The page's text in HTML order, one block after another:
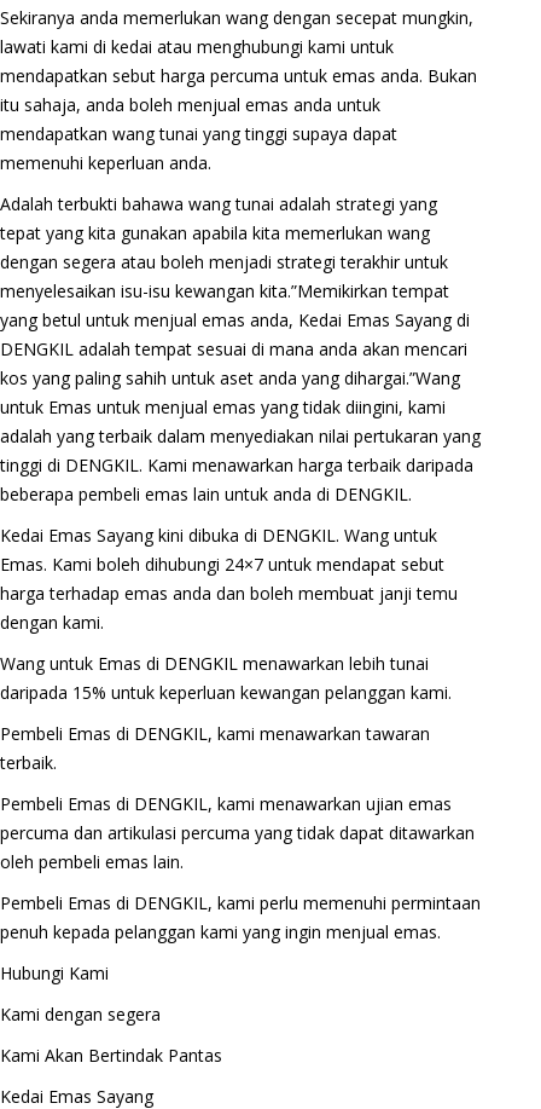
Sekiranya anda memerlukan wang dengan secepat mungkin,
lawati kami di kedai atau menghubungi kami untuk
mendapatkan sebut harga percuma untuk emas anda. Bukan
itu sahaja, anda boleh menjual emas anda untuk
mendapatkan wang tunai yang tinggi supaya dapat
memenuhi keperluan anda.
Adalah terbukti bahawa wang tunai adalah strategi yang
tepat yang kita gunakan apabila kita memerlukan wang
dengan segera atau boleh menjadi strategi terakhir untuk
menyelesaikan isu-isu kewangan kita.”Memikirkan tempat
yang betul untuk menjual emas anda, Kedai Emas Sayang di
DENGKIL adalah tempat sesuai di mana anda akan mencari
kos yang paling sahih untuk aset anda yang dihargai.”Wang
untuk Emas untuk menjual emas yang tidak diingini, kami
adalah yang terbaik dalam menyediakan nilai pertukaran yang
tinggi di DENGKIL. Kami menawarkan harga terbaik daripada
beberapa pembeli emas lain untuk anda di DENGKIL.
Kedai Emas Sayang kini dibuka di DENGKIL. Wang untuk
Emas. Kami boleh dihubungi 24×7 untuk mendapat sebut
harga terhadap emas anda dan boleh membuat janji temu
dengan kami.
Wang untuk Emas di DENGKIL menawarkan lebih tunai
daripada 15% untuk keperluan kewangan pelanggan kami.
Pembeli Emas di DENGKIL, kami menawarkan tawaran
terbaik.
Pembeli Emas di DENGKIL, kami menawarkan ujian emas
percuma dan artikulasi percuma yang tidak dapat ditawarkan
oleh pembeli emas lain.
Pembeli Emas di DENGKIL, kami perlu memenuhi permintaan
penuh kepada pelanggan kami yang ingin menjual emas.
Hubungi Kami
Kami dengan segera
Kami Akan Bertindak Pantas
Kedai Emas Sayang